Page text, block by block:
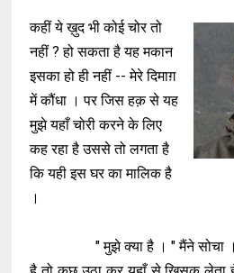
कहीं ये ख़ुद भी कोई चोर तो
नहीं ? हो सकता है यह मकान
इसका हो ही नहीं -- मेरे दिमाग़
में कौंधा । पर जिस हक़ से यह
मुझे यहाँ चोरी करने के लिए
कह रहा है उससे तो लगता है
कि यही इस घर का मालिक है
।
" मुझे क्या है । " मैंने सोचा ।